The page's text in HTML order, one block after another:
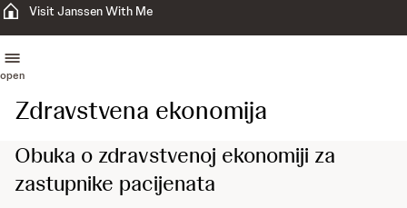
Visit Janssen With Me
open
Zdravstvena ekonomija
Obuka o zdravstvenoj ekonomiji za
zastupnike pacijenata